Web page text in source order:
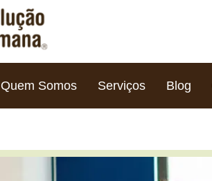
Quem Somos Serviços Blog